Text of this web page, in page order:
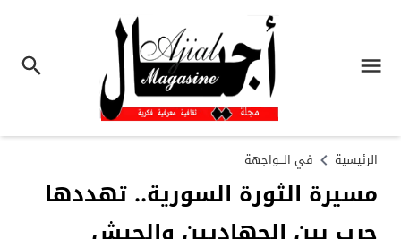
الرئيسية في الـــواجهة
مسيرة الثورة السورية.. تهددها